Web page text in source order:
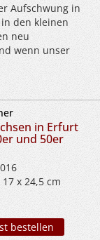
Aufschwung in
den kleinen
neu
wenn unser
in Erfurt
und 50er
x 24,5 cm
bestellen